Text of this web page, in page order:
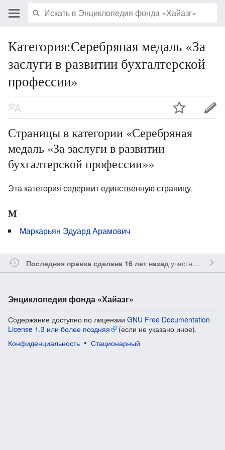
Категория:Серебряная медаль «За
заслуги в развитии бухгалтерской
профессии»
Страницы в категории «Серебряная
медаль «За заслуги в развитии
бухгалтерской профессии»»
Эта категория содержит единственную страницу.
М
Маркарьян Эдуард Арамович
Последняя правка сделана 16 лет назадучастником
Энциклопедия фонда «Хайазг»
Содержание доступно по лицензии GNU Free Documentation
License 1.3 или более поздняя
(если не указано иное).
Конфиденциальность
Стационарный